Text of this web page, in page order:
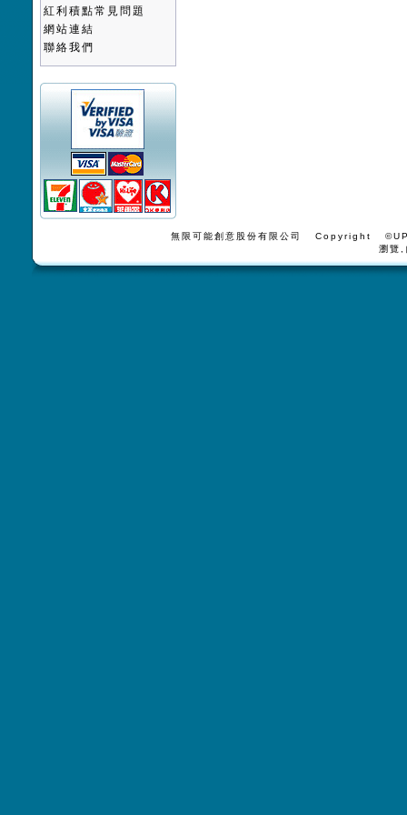
紅利積點常見問題
網站連結
聯絡我們
無限可能創意股份有限公司 Copyright
瀏